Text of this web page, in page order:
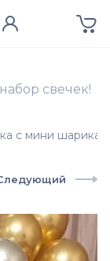
свечек!
с мини